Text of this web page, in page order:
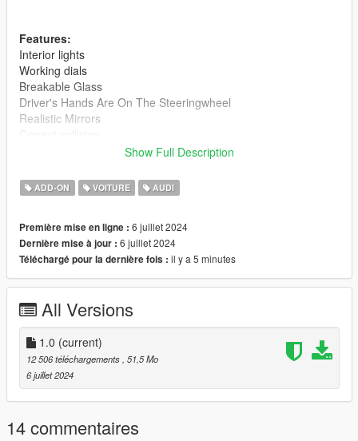
Features:
Interior lights
Working dials
Breakable Glass
Driver's Hands Are On The Steeringwheel
Realistic Mirrors
Paints:
Body
Seat
Stitches
Spawn Name :
Installation instructions :
1. Drag the folder (nba4) into dlcpacks
(mods>update>x64>dlcpacks)
2. Edit dlclist (mods>update>update.rpf>common>data>) and
add this line under the previous line:
<Item>dlcpacks:/nba4/</Item>
3. Save dlclist.xml and enjoy
Show Full Description
ADD-ON VOITURE AUDI
Première mise en ligne : 6 juillet 2024
Dernière mise à jour : 6 juillet 2024
Téléchargé pour la dernière fois : il y a 5 minutes
All Versions
1.0 (current)
12 506 téléchargements , 51,5 Mo
6 juillet 2024
14 commentaires